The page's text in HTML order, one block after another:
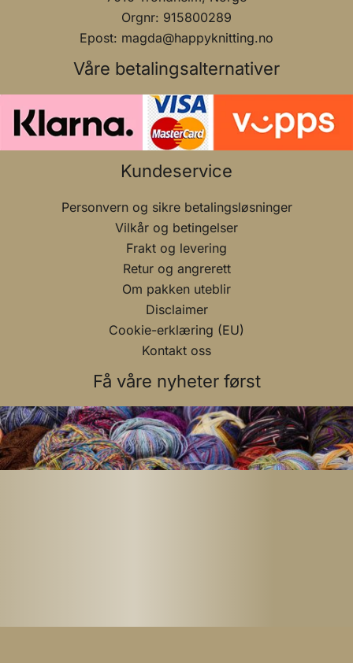
Orgnr: 915800289
Epost: magda@happyknitting.no
Våre betalingsalternativer
Kundeservice
Personvern og sikre betalingsløsninger
Vilkår og betingelser
Frakt og levering
Retur og angrerett
Om pakken uteblir
Disclaimer
Cookie-erklæring (EU)
Kontakt oss
Få våre nyheter først